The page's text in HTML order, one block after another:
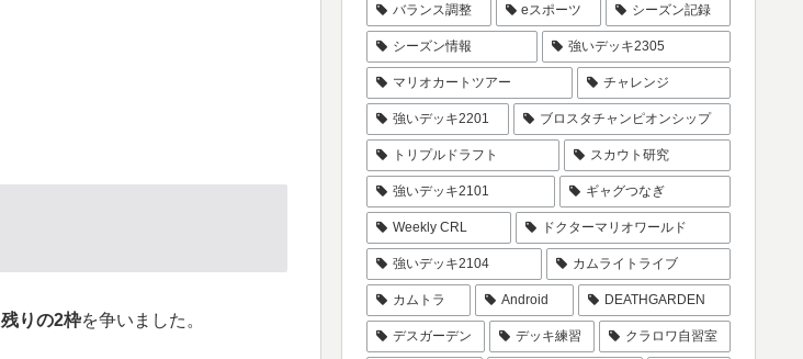
残りの2枠を争いました。
バランス調整 eスポーツ シーズン記録
シーズン情報 強いデッキ2305
マリオカートツアー チャレンジ
強いデッキ2201 ブロスタチャンピオンシップ
トリプルドラフト スカウト研究
強いデッキ2101 ギャグつなぎ
Weekly CRL ドクターマリオワールド
強いデッキ2104 カムライトライブ
カムトラ Android DEATHGARDEN
デスガーデン デッキ練習 クラロワ自習室